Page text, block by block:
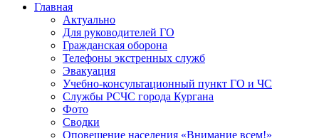
Главная
Актуально
Для руководителей ГО
Гражданская оборона
Телефоны экстренных служб
Эвакуация
Учебно-консультационный пункт ГО и ЧС
Службы РСЧС города Кургана
Фото
Сводки
Оповещение населения «Внимание всем!»